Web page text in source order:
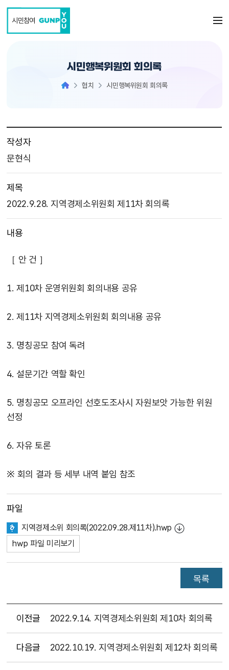
시민참여
시민행복위원회 회의록
협치 시민행복위원회 회의록
작성자
문현식
제목
2022.9.28. 지역경제소위원회 제11차 회의록
내용
［ 안 건 ］
1. 제10차 운영위원회 회의내용 공유
2. 제11차 지역경제소위원회 회의내용 공유
3. 명칭공모 참여 독려
4. 설문기간 역할 확인
5. 명칭공모 오프라인 선호도조사시 자원보앗 가능한 위원
선정
6. 자유 토론
※ 회의 결과 등 세부 내역 붙임 참조
파일
지역경제소위 회의록(2022.09.28.제11차).hwp
hwp 파일 미리보기
목록
이전글 2022.9.14. 지역경제소위원회 제10차 회의록
다음글 2022.10.19. 지역경제소위원회 제12차 회의록